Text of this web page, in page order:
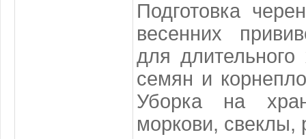
Подготовка
весенних
для
семян и
Уборка на
моркови, свеклы,